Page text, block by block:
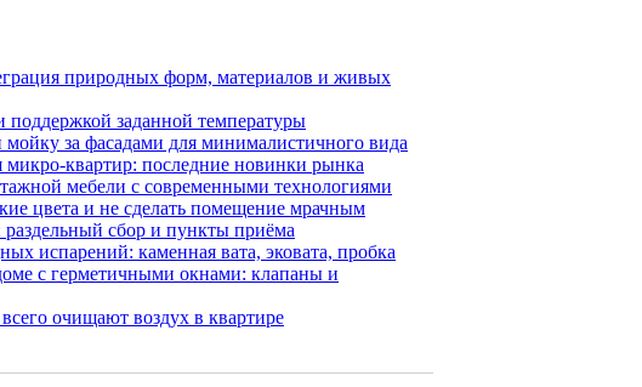
природных форм, материалов и живых
заданной температуры
за фасадами для минималистичного вида
квартир: последние новинки рынка
мебели с современными технологиями
цвета и не сделать помещение мрачным
раздельный сбор и пункты приёма
испарений: каменная вата, эковата, пробка
с герметичными окнами: клапаны и
очищают воздух в квартире